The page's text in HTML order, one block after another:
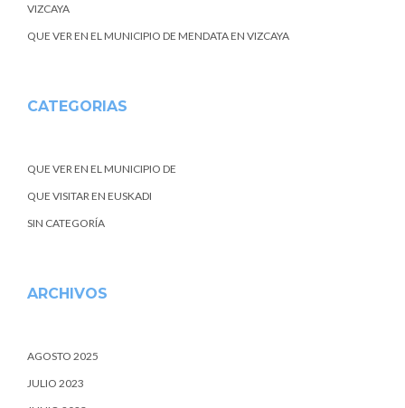
VIZCAYA
QUE VER EN EL MUNICIPIO DE MENDATA EN VIZCAYA
CATEGORIAS
QUE VER EN EL MUNICIPIO DE
QUE VISITAR EN EUSKADI
SIN CATEGORÍA
ARCHIVOS
AGOSTO 2025
JULIO 2023